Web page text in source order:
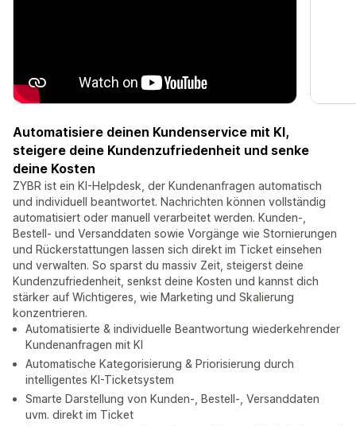
Automatisiere deinen Kundenservice mit KI,
steigere deine Kundenzufriedenheit und senke
deine Kosten
ZYBR ist ein KI-Helpdesk, der Kundenanfragen automatisch
und individuell beantwortet. Nachrichten können vollständig
automatisiert oder manuell verarbeitet werden. Kunden-,
Bestell- und Versanddaten sowie Vorgänge wie Stornierungen
und Rückerstattungen lassen sich direkt im Ticket einsehen
und verwalten. So sparst du massiv Zeit, steigerst deine
Kundenzufriedenheit, senkst deine Kosten und kannst dich
stärker auf Wichtigeres, wie Marketing und Skalierung
konzentrieren.
Automatisierte & individuelle Beantwortung wiederkehrender
Kundenanfragen mit KI
Automatische Kategorisierung & Priorisierung durch
intelligentes KI-Ticketsystem
Smarte Darstellung von Kunden-, Bestell-, Versanddaten
uvm. direkt im Ticket